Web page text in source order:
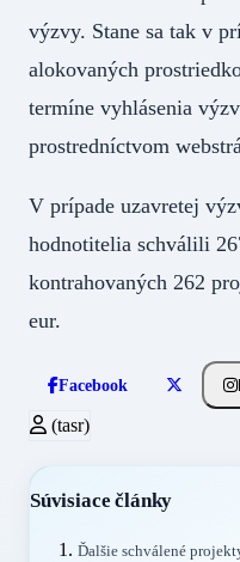
výzvy. Stane sa tak v
alokovaných
termíne vyhlásenia
prostredníctvom
V prípade uzavretej
hodnotitelia schválili
kontrahovaných 262
eur.
Facebook
(tasr)
Súvisiace články
Ďalšie schválené